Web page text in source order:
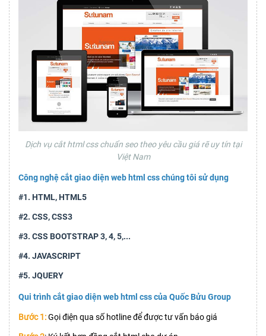
Dịch vụ cắt html css chuẩn seo theo yêu cầu giá rẽ uy tín tại
Việt Nam
Công nghệ cắt giao diện web html css chúng tôi sử dụng
#1. HTML, HTML5
#2. CSS, CSS3
#3. CSS BOOTSTRAP 3, 4, 5,...
#4. JAVASCRIPT
#5. JQUERY
Qui trình cắt giao diện web html css của Quốc Bửu Group
Bước 1:Gọi điện qua số hotline để được tư vấn báo giá